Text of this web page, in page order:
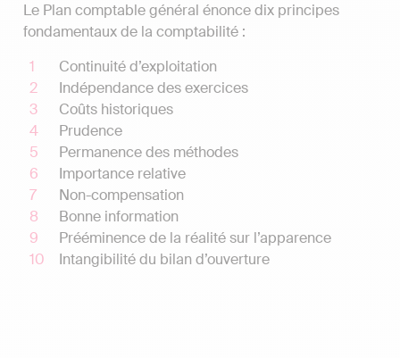
Le Plan comptable général énonce dix principes
fondamentaux de la comptabilité :
Continuité d’exploitation
Indépendance des exercices
Coûts historiques
Prudence
Permanence des méthodes
Importance relative
Non-compensation
Bonne information
Prééminence de la réalité sur l’apparence
Intangibilité du bilan d’ouverture